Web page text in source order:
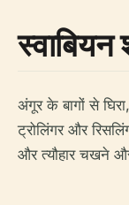
अंगूर के बागों से
ट्रोलिंगर और
और त्यौहार चखने